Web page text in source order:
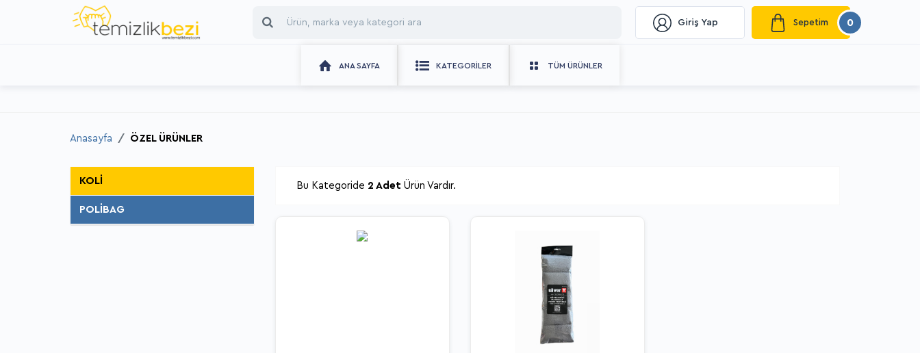
Giriş Yap Sepetim 0
ANA SAYFA KATEGORILER TÜM ÜRÜNLER
Anasayfa ÖZEL ÜRÜNLER
KOLİ
POLİBAG
Bu Kategoride 2 Adet Ürün Vardır.